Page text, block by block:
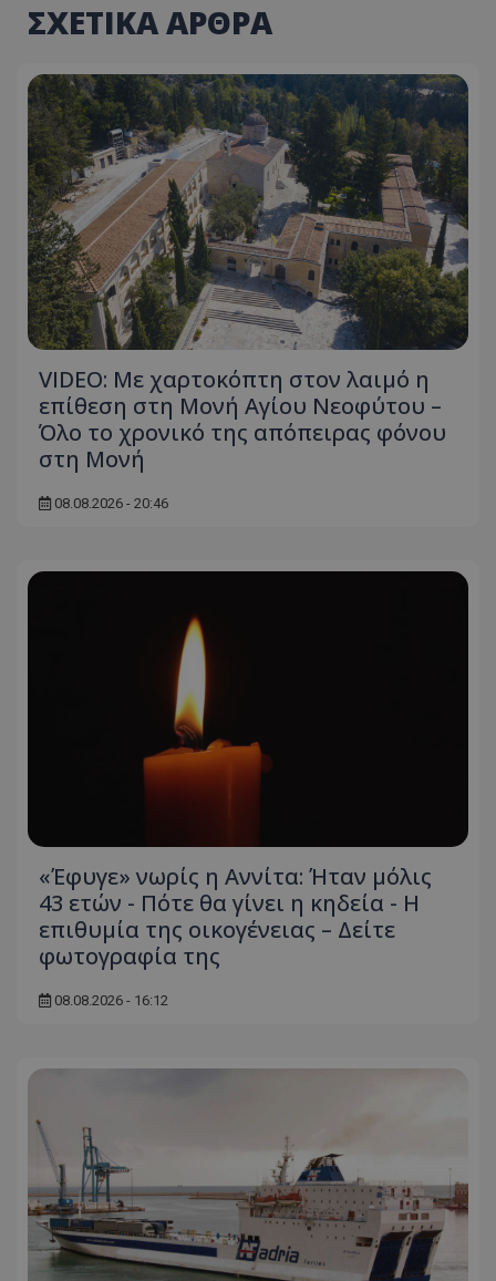
ΣΧΕΤΙΚΑ ΑΡΘΡΑ
VIDEO: Με χαρτοκόπτη στον λαιμό η
επίθεση στη Μονή Αγίου Νεοφύτου –
Όλο το χρονικό της απόπειρας φόνου
στη Μονή
08.08.2026 - 20:46
«Έφυγε» νωρίς η Αννίτα: Ήταν μόλις
43 ετών - Πότε θα γίνει η κηδεία - Η
επιθυμία της οικογένειας – Δείτε
φωτογραφία της
08.08.2026 - 16:12